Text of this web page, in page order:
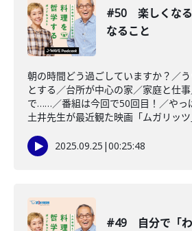
#50 楽しくなる
なること
朝の時間どう過ごしていますか？／
とする／台所が中心の家／家庭と仕
で……／番組は今回で50回目！／やっ
土井先生が最近観た映画「ムガリッツ
2025.09.25 |00:25:48
#49 自分で「